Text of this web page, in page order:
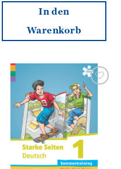
In den
Warenkorb
Zur
Wunschliste
hinzufügen